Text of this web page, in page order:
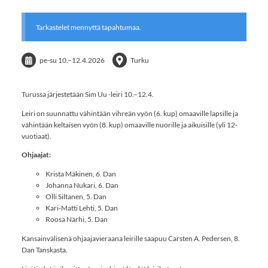
Tarkastelet mennyttä tapahtumaa.
pe-su 10.–12.4.2026 Turku
Turussa järjestetään Sim Uu -leiri 10.–12.4.
Leiri on suunnattu vähintään vihreän vyön (6. kup) omaaville lapsille ja
vähintään keltaisen vyön (8. kup) omaaville nuorille ja aikuisille (yli 12-
vuotiaat).
Ohjaajat:
Krista Mäkinen, 6. Dan
Johanna Nukari, 6. Dan
Olli Siltanen, 5. Dan
Kari-Matti Lehti, 5. Dan
Roosa Närhi, 5. Dan
Kansainvälisenä ohjaajavieraana leirille saapuu Carsten A. Pedersen, 8.
Dan Tanskasta.